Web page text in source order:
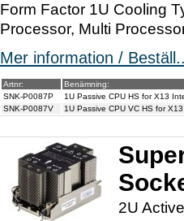
Form Factor 1U Cooling
Processor, Multi
Mer information /
Artnr:
Benämning:
SNK-P0087P
1U Passive CPU HS for X13
SNK-P0087V
1U Passive CPU VC HS for
2U